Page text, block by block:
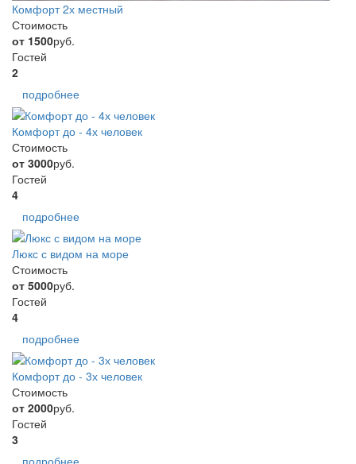
Комфорт 2х местный
Стоимость
от 1500руб.
Гостей
2
подробнее
Комфорт до - 4х человек
Стоимость
от 3000руб.
Гостей
4
подробнее
Люкс с видом на море
Стоимость
от 5000руб.
Гостей
4
подробнее
Комфорт до - 3х человек
Стоимость
от 2000руб.
Гостей
3
подробнее